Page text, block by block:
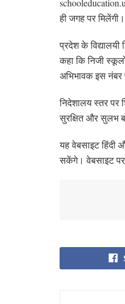
ही जगह पर मिलेंगी।
प्रदेश के विद्यालयी
कहा कि निजी
अभिभावक इस
निदेशालय स्तर पर
सुरक्षित और सुलभ
यह वेबसाइट हिंदी
सकेंगे। वेबसाइट पर